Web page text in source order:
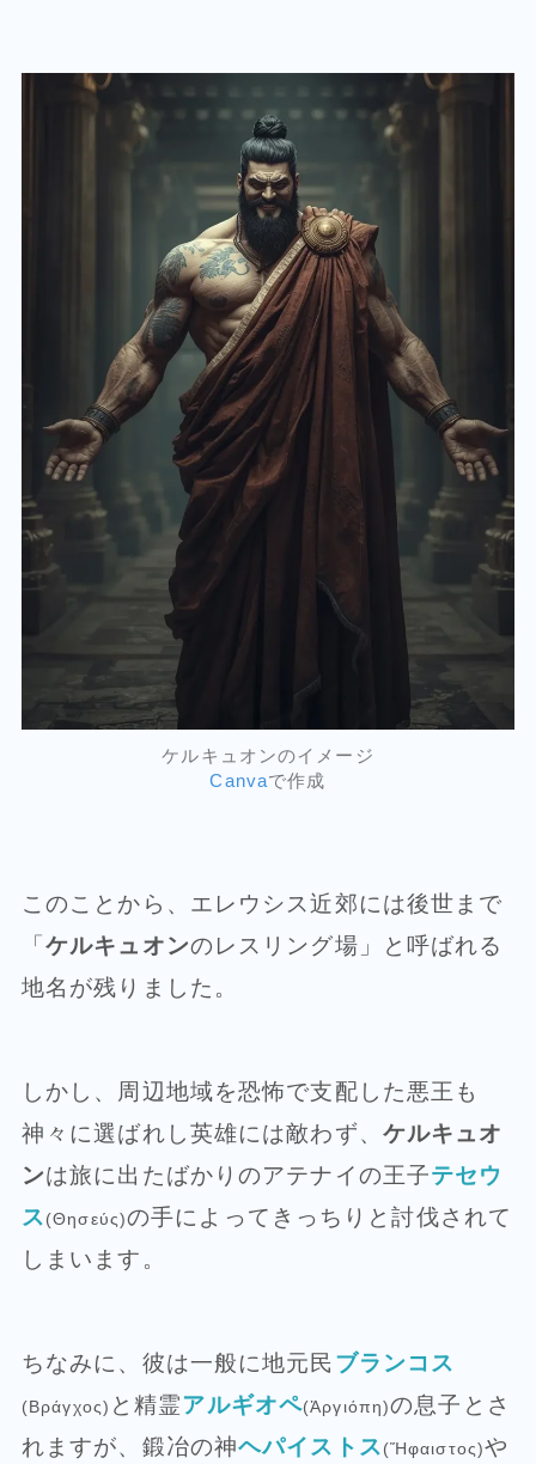
ケルキュオンのイメージ
Canvaで作成
このことから、エレウシス近郊には後世まで
「ケルキュオンのレスリング場」と呼ばれる
地名が残りました。
しかし、周辺地域を恐怖で支配した悪王も
神々に選ばれし英雄には敵わず、 ケルキュオ
ンは旅に出たばかりのアテナイの王子テセウ
ス(Θησεύς)の手によってきっちりと討伐されて
しまいます。
ちなみに、彼は一般に地元民 ブランコス
(Βράγχος) と精霊アルギオペ(Ἀργιόπη)の息子とさ
れますが、鍛冶の神ヘパイストス(Ἥφαιστος)や